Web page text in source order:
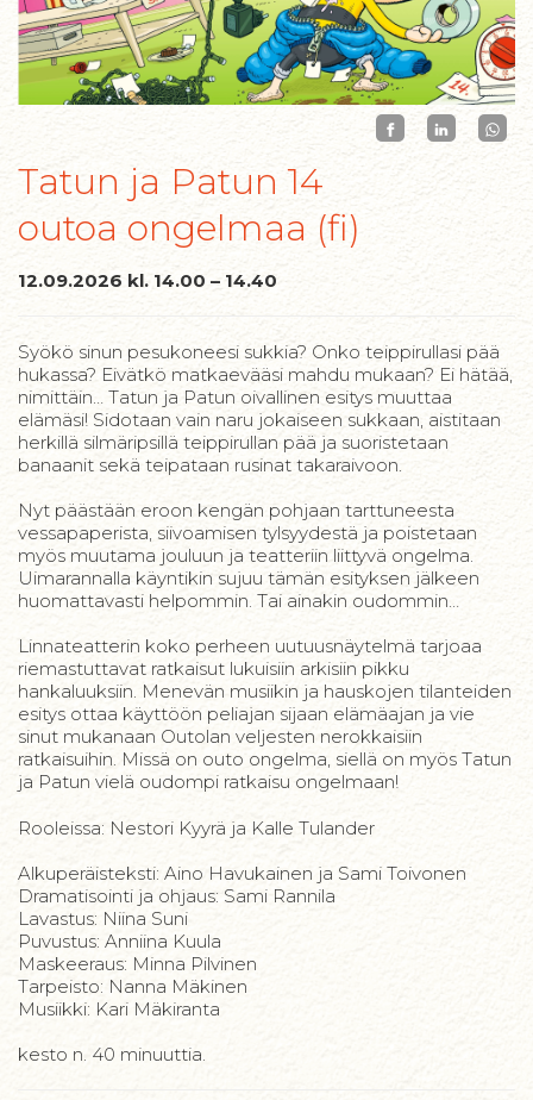
Tatun ja Patun 14
outoa ongelmaa (fi)
12.09.2026 kl. 14.00 – 14.40
Syökö sinun pesukoneesi sukkia? Onko teippirullasi pää
hukassa? Eivätkö matkaevääsi mahdu mukaan? Ei hätää,
nimittäin… Tatun ja Patun oivallinen esitys muuttaa
elämäsi! Sidotaan vain naru jokaiseen sukkaan, aistitaan
herkillä silmäripsillä teippirullan pää ja suoristetaan
banaanit sekä teipataan rusinat takaraivoon.
Nyt päästään eroon kengän pohjaan tarttuneesta
vessapaperista, siivoamisen tylsyydestä ja poistetaan
myös muutama jouluun ja teatteriin liittyvä ongelma.
Uimarannalla käyntikin sujuu tämän esityksen jälkeen
huomattavasti helpommin. Tai ainakin oudommin…
Linnateatterin koko perheen uutuusnäytelmä tarjoaa
riemastuttavat ratkaisut lukuisiin arkisiin pikku
hankaluuksiin. Menevän musiikin ja hauskojen tilanteiden
esitys ottaa käyttöön peliajan sijaan elämäajan ja vie
sinut mukanaan Outolan veljesten nerokkaisiin
ratkaisuihin. Missä on outo ongelma, siellä on myös Tatun
ja Patun vielä oudompi ratkaisu ongelmaan!
Rooleissa: Nestori Kyyrä ja Kalle Tulander
Alkuperäisteksti: Aino Havukainen ja Sami Toivonen
Dramatisointi ja ohjaus: Sami Rannila
Lavastus: Niina Suni
Puvustus: Anniina Kuula
Maskeeraus: Minna Pilvinen
Tarpeisto: Nanna Mäkinen
Musiikki: Kari Mäkiranta
kesto n. 40 minuuttia.